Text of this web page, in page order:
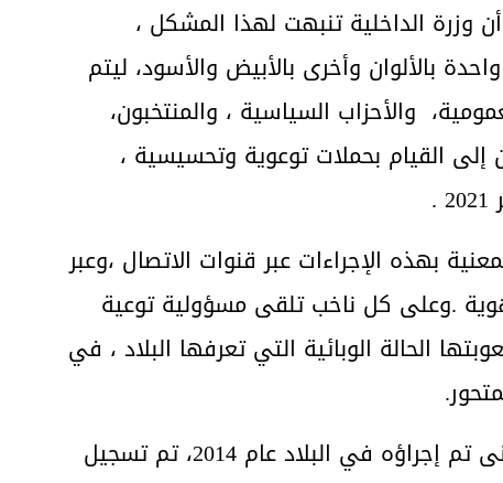
وزرة الداخلية تنبهت لهذا المشكل ،
بالألوان وأخرى بالأبيض والأسود، ليتم
والأحزاب السياسية ، والمنتخبون،
القيام بحملات توعوية وتحسيسية ،
بهذه الإجراءات عبر قنوات الاتصال ،وعبر
.وعلى كل ناخب تلقى مسؤولية توعية
الحالة الوبائية التي تعرفها البلاد ، في
ويشار إلى أن آخر إحصاء عام للسكان والسكنى تم إجراؤه في البلاد عام 2014، تم تسجيل